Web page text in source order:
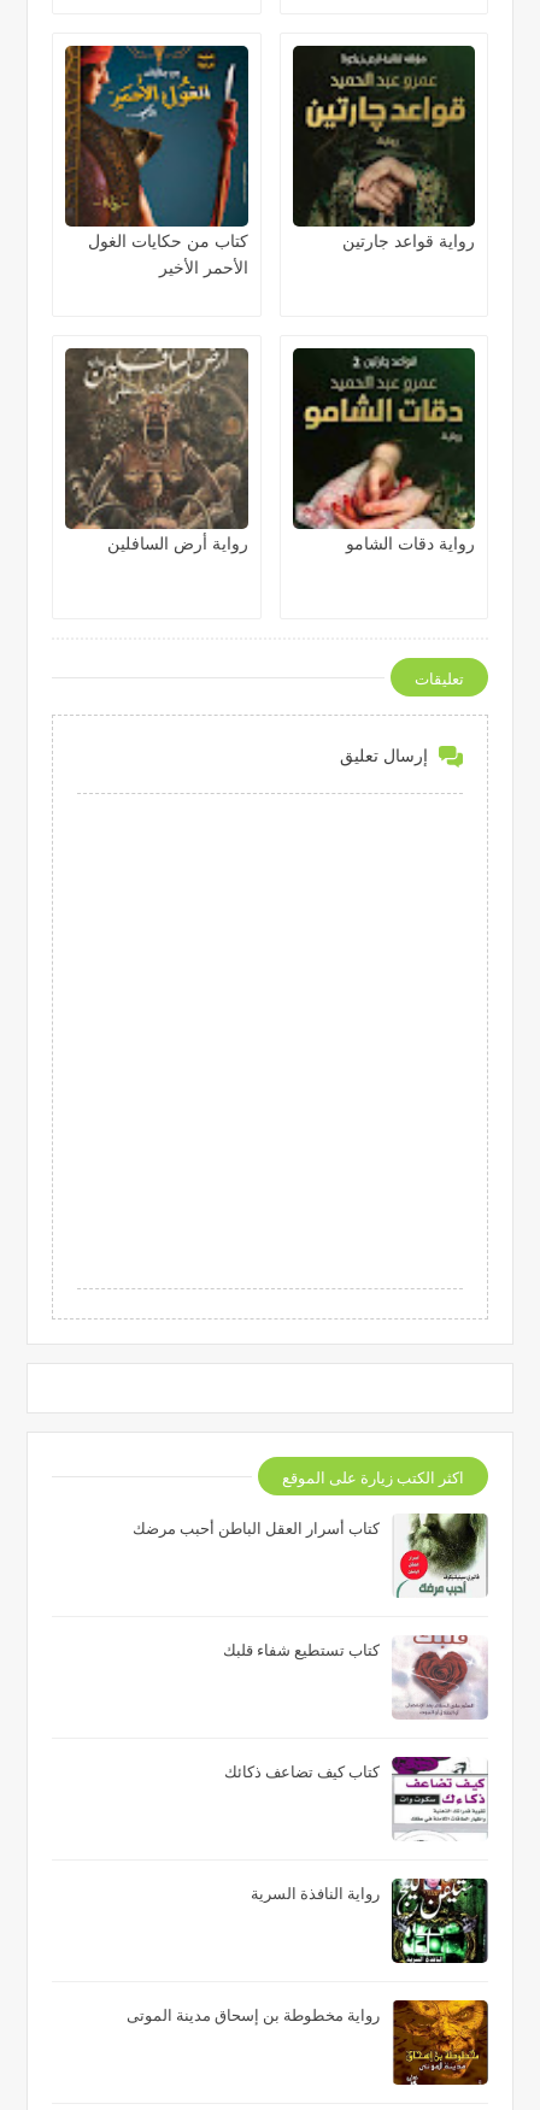
رواية قواعد جارتين
كتاب من حكايات الغول
الأحمر الأخير
رواية دقات الشامو رواية أرض السافلين
تعليقات
إرسال تعليق
اكثر الكتب زيارة على الموقع
كتاب أسرار العقل الباطن أحبب مرضك
كتاب تستطيع شفاء قلبك
كتاب كيف تضاعف ذكائك
رواية النافذة السرية
رواية مخطوطة بن إسحاق مدينة الموتى